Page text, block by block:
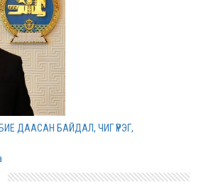
Дээд шүүхийн нийт шүүгчийн хуралдаан болов
Нээлттэй ажлын байрны зар
2022 оны 03 сарын 31
ДААСАН БАЙДАЛ, ЧИГ ҮҮРЭГ,